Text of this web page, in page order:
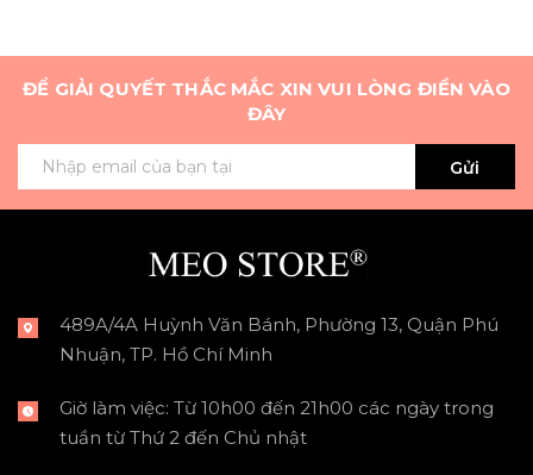
ĐỂ GIẢI QUYẾT THẮC MẮC XIN VUI LÒNG ĐIỀN VÀO
ĐÂY
Gửi
489A/4A Huỳnh Văn Bánh, Phường 13, Quận Phú
Nhuận, TP. Hồ Chí Minh
Giờ làm việc: Từ 10h00 đến 21h00 các ngày trong
tuần từ Thứ 2 đến Chủ nhật